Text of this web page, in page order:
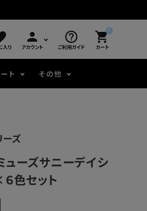
入り
person
アカウント
help_outline
ご利用ガイド
0
shopping_cart
カート
ンク
スジェル
ラボジェル
ーチ
ト その他
ーズ
ューズサニーデイシ
色セット